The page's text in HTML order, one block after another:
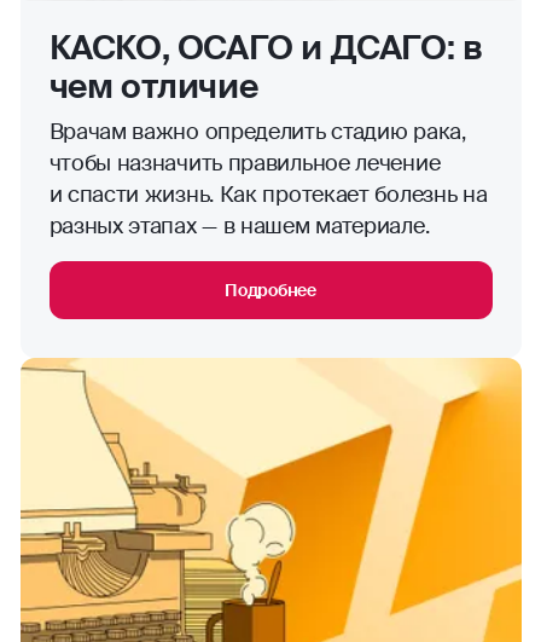
КАСКО, ОСАГО и ДСАГО: в
чем отличие
Врачам важно определить стадию рака,
чтобы назначить правильное лечение
и спасти жизнь. Как протекает болезнь на
разных этапах — в нашем материале.
Подробнее